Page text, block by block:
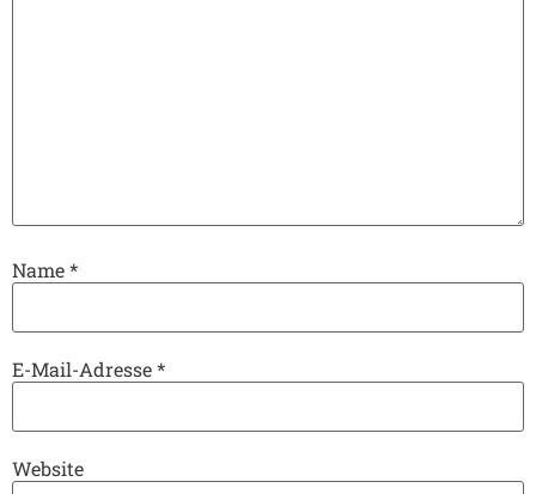
Name*
E-Mail-Adresse*
Website